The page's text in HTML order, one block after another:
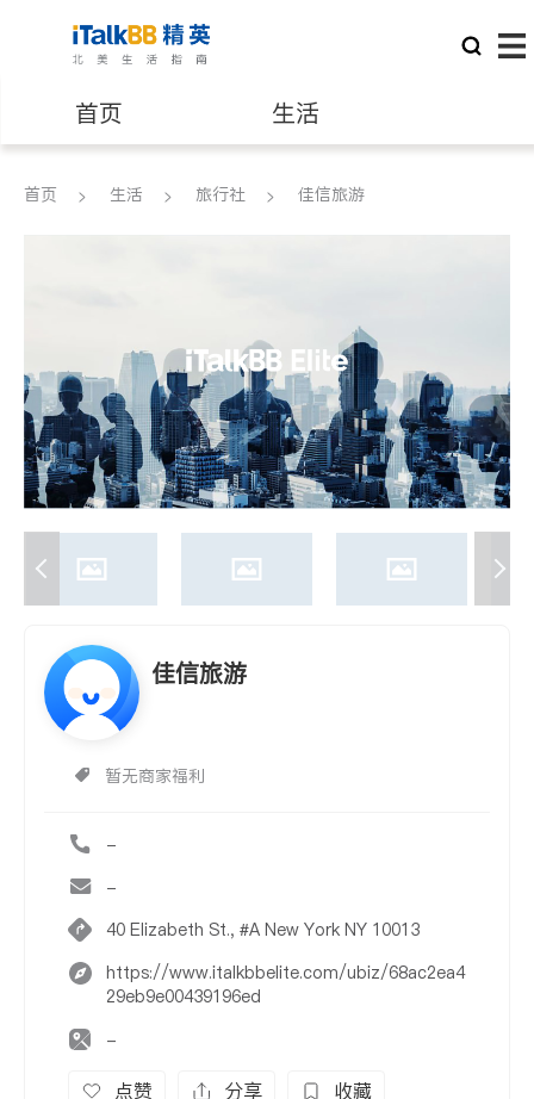
首页 生活
医生 律师
养老 非盈利组织
首页 生活 旅行社 佳信旅游
佳信旅游
暂无商家福利
-
-
40 Elizabeth St., #A New York NY 10013
https://www.italkbbelite.com/ubiz/68ac2ea4
29eb9e00439196ed
-
点赞 分享 收藏